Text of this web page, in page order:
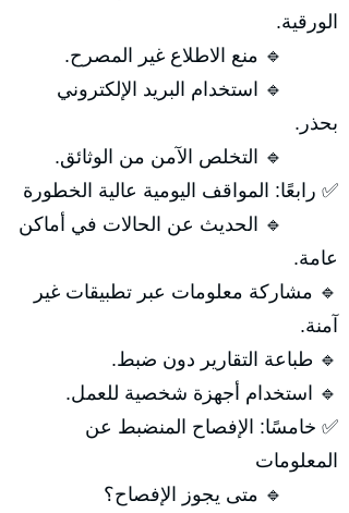
الورقية.
🔹 منع الاطلاع غير المصرح.
🔹 استخدام البريد الإلكتروني
بحذر.
🔹 التخلص الآمن من الوثائق.
✅ رابعًا: المواقف اليومية عالية الخطورة
🔹 الحديث عن الحالات في أماكن
عامة.
🔹 مشاركة معلومات عبر تطبيقات غير
آمنة.
🔹 طباعة التقارير دون ضبط.
🔹 استخدام أجهزة شخصية للعمل.
✅ خامسًا: الإفصاح المنضبط عن
المعلومات
🔹 متى يجوز الإفصاح؟